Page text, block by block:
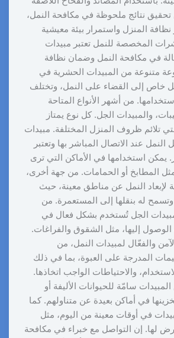
نتائج ملحوظة في مكافحة النمل،
المنزل واستمرار بيئة معيشية
المخصصة للنمل تعتبر مبيدات
في مكافحة النمل وضمان نظافة
متنوعة من المبيدات الحشرية في
خاص إلى القضاء على النمل، وتختلف
من أشهر الأنواع المتاحة
والمبيدات الجل. كل نوع يمتاز
تلائم ظروف المنزل المختلفة. مبيدات
عند الاتصال المباشر بها وتعتبر
يمكن استخدامها في الأماكن التي ترى
المطابخ أو الحمامات. من جهة أخرى،
لإبعاد النمل عن مناطق معينة، حيث
له بنقلها إلى المستعمرة. من
الجل تُستخدم بشكل فعال في
الوصول إليها، مثل الشقوق والفراغات.
والفعّال لمبيدات النمل، من
المدرجة على العبوة، بما في ذلك
والاحتياطات الواجب اتخاذها.
سامّة للحيوانات الأليفة أو
في أماكن بعيدة عن متناولهم. كما
في أوقات معينة من اليوم، مثل
لها. إن التواصل مع خبراء في مكافحة